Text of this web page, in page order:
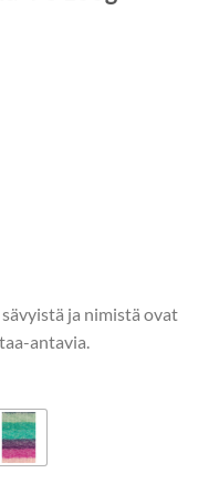
ja nimistä ovat
antavia.